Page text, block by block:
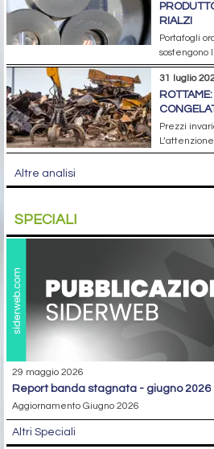
RIALZI
Portafogli
31 luglio
Prezzi
Altre analisi
SPECIALI
29 maggio 2026
report banda stagnata - giugno 2026
Aggiornamento Giugno 2026
Altri Speciali